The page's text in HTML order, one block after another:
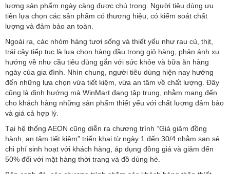
lượng sản phẩm ngày càng được chú trọng. Người tiêu dùng ưu
tiên lựa chọn các sản phẩm có thương hiệu, có kiểm soát chất
lượng và đảm bảo an toàn.
Ngoài ra, các nhóm hàng tươi sống và thiết yếu như rau củ, thịt,
trái cây tiếp tục là lựa chọn hàng đầu trong giỏ hàng, phản ánh xu
hướng về như cầu tiêu dùng gắn với sức khỏe và bữa ăn hàng
ngày của gia đình. Nhìn chung, người tiêu dùng hiện nay hướng
đến những lựa chọn vừa tiết kiệm, vừa an tâm về chất lượng. Đây
cũng là định hướng mà WinMart đang tập trung, nhằm mang đến
cho khách hàng những sản phẩm thiết yếu với chất lượng đảm bảo
và giá cả hợp lý.
Tại hệ thống AEON cũng diễn ra chương trình “Giá giảm đồng
hành, an tâm tiết kiệm” triển khai từ ngày 1 đến 30/4 nhằm san sẻ
chi phí sinh hoạt với khách hàng, áp dụng đồng giá và giảm đến
50% đối với mặt hàng thời trang và đồ dùng hè.